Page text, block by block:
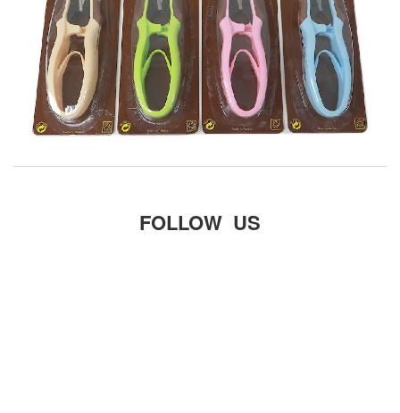
FOLLOW US